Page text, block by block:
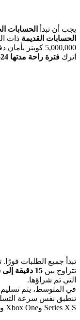
يجب أن تبدأ الحسابات
الحسابات القديمة ذات
5,000,000
اترك فترة راحة مدتها 24–48 ساعة
تبدأ جميع الطلبات
تتراوح بين 15 دقيقة إلى ساعة واحدة
التي تم شراؤها.
في المتوسط، يتم تسليم
Series X|S وXbox One والكمبيوتر الشخصي (PC).